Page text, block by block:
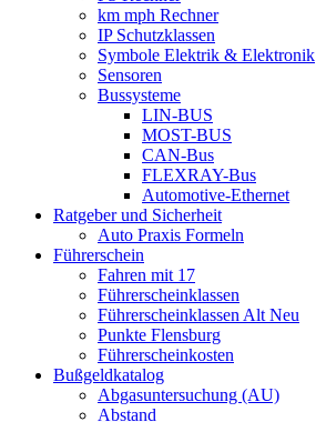
km mph Rechner
IP Schutzklassen
Symbole Elektrik & Elektronik
Sensoren
Bussysteme
LIN-BUS
MOST-BUS
CAN-Bus
FLEXRAY-Bus
Automotive-Ethernet
Ratgeber und Sicherheit
Auto Praxis Formeln
Führerschein
Fahren mit 17
Führerscheinklassen
Führerscheinklassen Alt Neu
Punkte Flensburg
Führerscheinkosten
Bußgeldkatalog
Abgasuntersuchung (AU)
Abstand